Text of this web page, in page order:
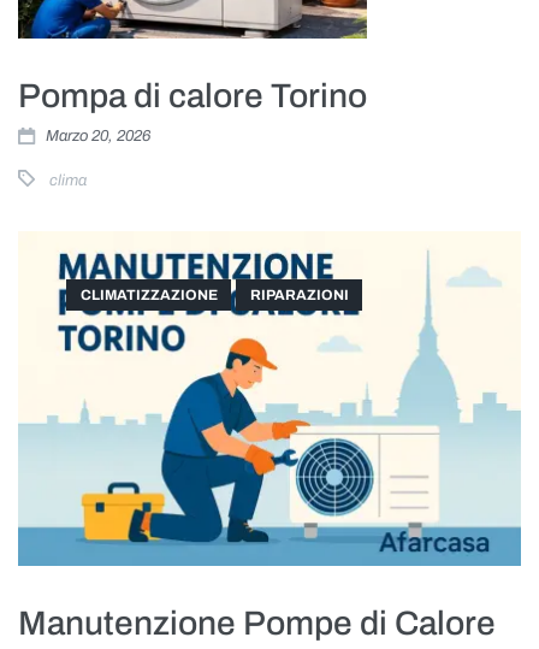
Pompa di calore Torino
Marzo 20, 2026
clima
CLIMATIZZAZIONE RIPARAZIONI
Manutenzione Pompe di Calore